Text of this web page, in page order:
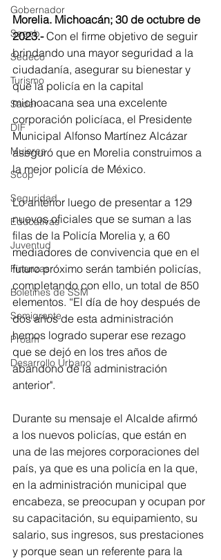
Gobernador
Segob
Sedeco
Turismo
Sader
DIF
Mujeres
Scop
Seguridad
Educativas
Juventud
Finanzas
Boletines de SSM
Semigrante
Proam
Desarrollo Urbano
Morelia. Michoacán; 30 de octubre de
2023.- Con el firme objetivo de seguir
brindando una mayor seguridad a la
ciudadanía, asegurar su bienestar y
que la policía en la capital
michoacana sea una excelente
corporación policíaca, el Presidente
Municipal Alfonso Martínez Alcázar
aseguró que en Morelia construimos a
la mejor policía de México.
Lo anterior luego de presentar a 129
nuevos oficiales que se suman a las
filas de la Policía Morelia y, a 60
mediadores de convivencia que en el
futuro próximo serán también policías,
completando con ello, un total de 850
elementos. “El día de hoy después de
dos años de esta administración
hemos logrado superar ese rezago
que se dejó en los tres años de
abandono de la administración
anterior".
Durante su mensaje el Alcalde afirmó
a los nuevos policías, que están en
una de las mejores corporaciones del
país, ya que es una policía en la que,
en la administración municipal que
encabeza, se preocupan y ocupan por
su capacitación, su equipamiento, su
salario, sus ingresos, sus prestaciones
y porque sean un referente para la